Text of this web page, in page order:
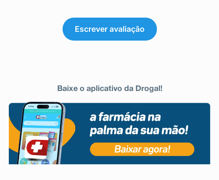
Escrever avaliação
Baixe o aplicativo da Drogal!